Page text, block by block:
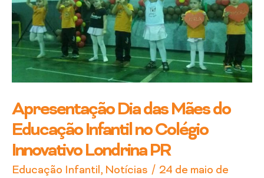
Apresentação Dia das Mães do
Educação Infantil no Colégio
Innovativo Londrina PR
Educação Infantil, Notícias / 24 de maio de
Educação
Infantil
no
Colégio
Innovativo
Londrina